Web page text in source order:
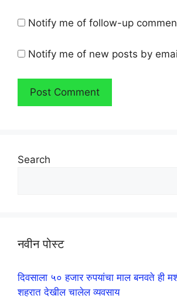
Notify me of follow-up
Notify me of new posts by
Search
नवीन पोस्ट
दिवसाला ५० हजार रुपयांचा माल बनवते ही
शहरात देखील चालेल व्यवसाय